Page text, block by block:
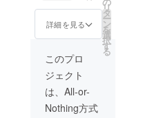
詳細を見る
リ
タ
ー
ン
を
選
択
す
る
このプロ
ジェクト
は、All-or-
Nothing方式